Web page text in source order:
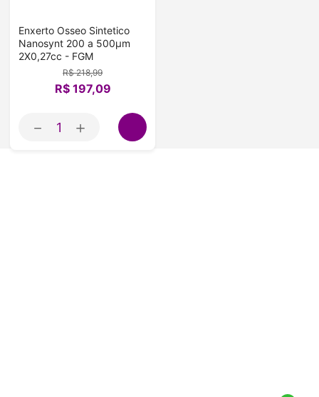
Enxerto Osseo Sintetico
Nanosynt 200 a 500µm
2X0,27cc - FGM
R$ 218,99
R$ 197,09
＋
－